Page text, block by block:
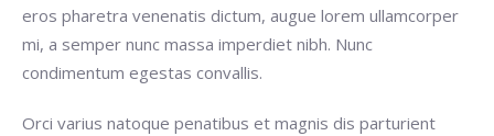
eros pharetra venenatis dictum, augue lorem ullamcorper
mi, a semper nunc massa imperdiet nibh. Nunc
condimentum egestas convallis.
Orci varius natoque penatibus et magnis dis parturient